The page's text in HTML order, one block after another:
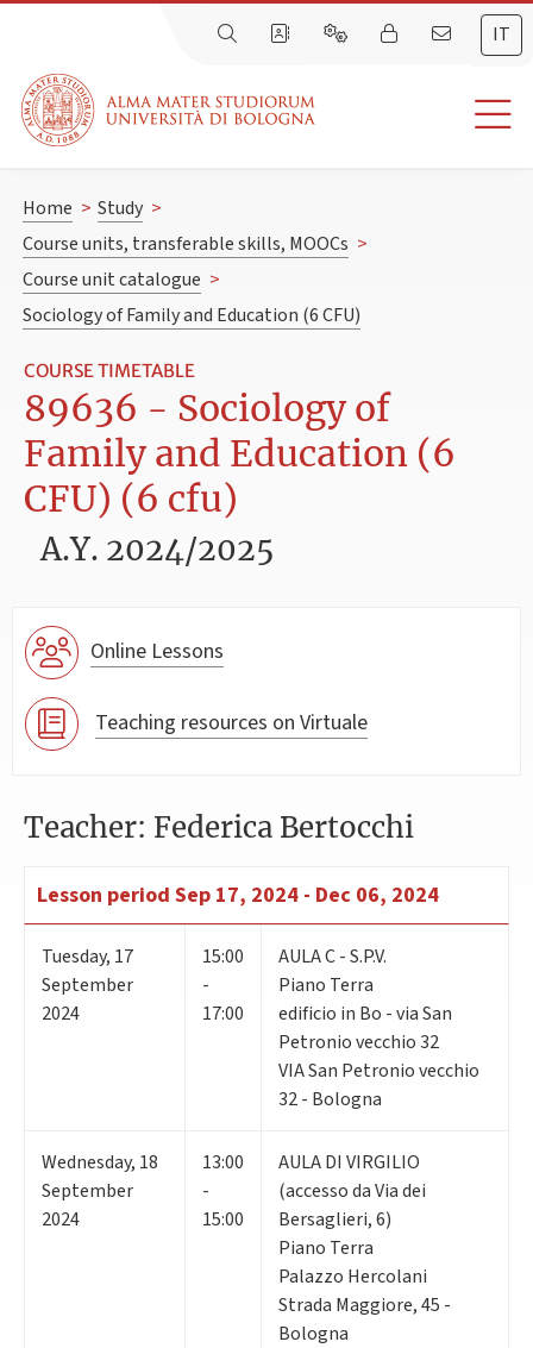
IT
Home > Study >
Course units, transferable skills, MOOCs >
Course unit catalogue >
Sociology of Family and Education (6 CFU)
COURSE TIMETABLE
89636 - Sociology of
Family and Education (6
CFU) (6 cfu)
A.Y. 2024/2025
Online Lessons
Teaching resources on Virtuale
Teacher: Federica Bertocchi
Lesson period Sep 17, 2024 - Dec 06, 2024
Tuesday, 17
September
2024
15:00
-
17:00
AULA C - S.P.V.
Piano Terra
edificio in Bo - via San
Petronio vecchio 32
VIA San Petronio vecchio
32 - Bologna
Wednesday, 18
September
2024
13:00
-
15:00
AULA DI VIRGILIO
(accesso da Via dei
Bersaglieri, 6)
Piano Terra
Palazzo Hercolani
Strada Maggiore, 45 -
Bologna